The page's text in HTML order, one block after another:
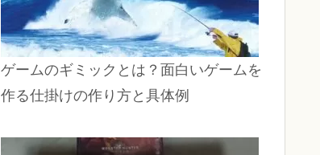
ゲームのギミックとは？面白いゲームを
作る仕掛けの作り方と具体例